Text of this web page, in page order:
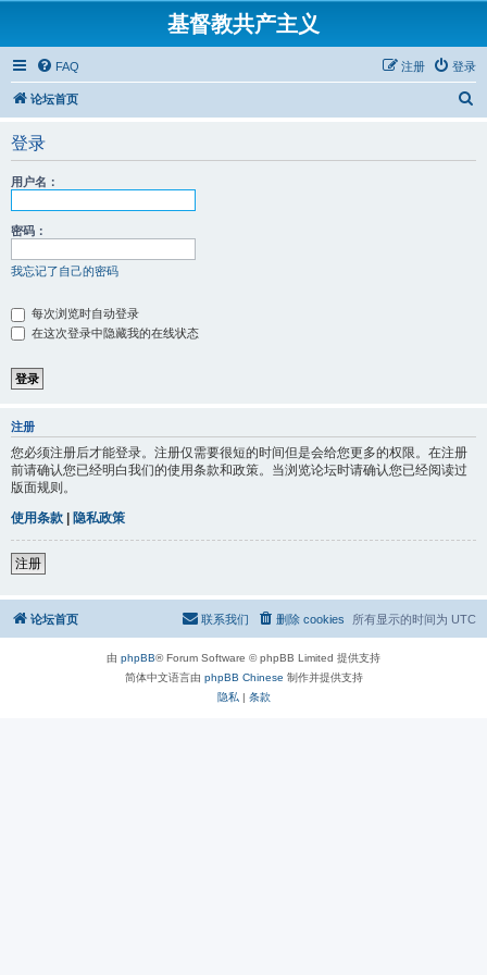
基督教共产主义
FAQ 登录
注册
论坛首页
登录
用户名：
密码：
我忘记了自己的密码
每次浏览时自动登录
在这次登录中隐藏我的在线状态
注册
您必须注册后才能登录。注册仅需要很短的时间但是会给您更多的权限。在注册
前请确认您已经明白我们的使用条款和政策。当浏览论坛时请确认您已经阅读过
版面规则。
使用条款 | 隐私政策
注册
论坛首页 所有显示的时间为 UTC
删除 cookies
联系我们
由 phpBB® Forum Software © phpBB Limited 提供支持
简体中文语言由 phpBB Chinese 制作并提供支持
隐私 | 条款